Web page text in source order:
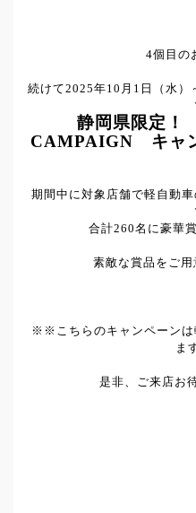
4個目の
続けて2025年10月1日（水）
静岡県限定
CAMPAIGN キャ
期間中に対象店舗で軽自動
合計260名に豪華
素敵な賞品をご
※※こちらのキャンペーンは
ま
是非、ご来店お